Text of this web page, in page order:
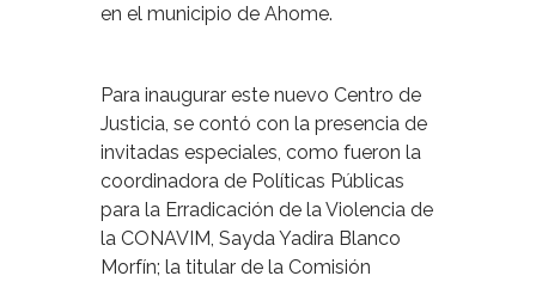
en el municipio de Ahome.
Para inaugurar este nuevo Centro de
Justicia, se contó con la presencia de
invitadas especiales, como fueron la
coordinadora de Políticas Públicas
para la Erradicación de la Violencia de
la CONAVIM, Sayda Yadira Blanco
Morfín; la titular de la Comisión